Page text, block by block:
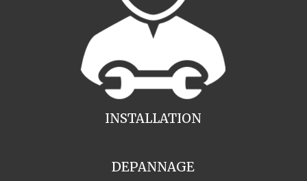
INSTALLATION
DEPANNAGE